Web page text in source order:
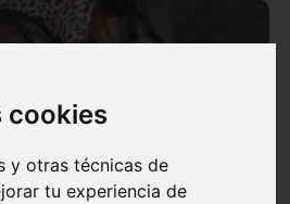
cookies
y otras técnicas de
tu experiencia de